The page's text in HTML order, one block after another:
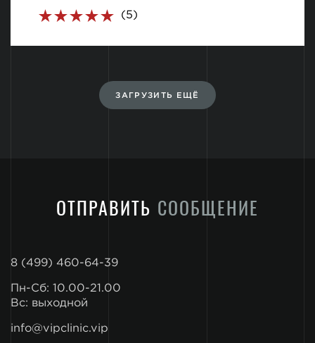
(5)
ЗАГРУЗИТЬ ЕЩЁ
ОТПРАВИТЬ СООБЩЕНИЕ
8 (499) 460-64-39
Пн-Сб: 10.00-21.00
Вс: выходной
info@vipclinic.vip